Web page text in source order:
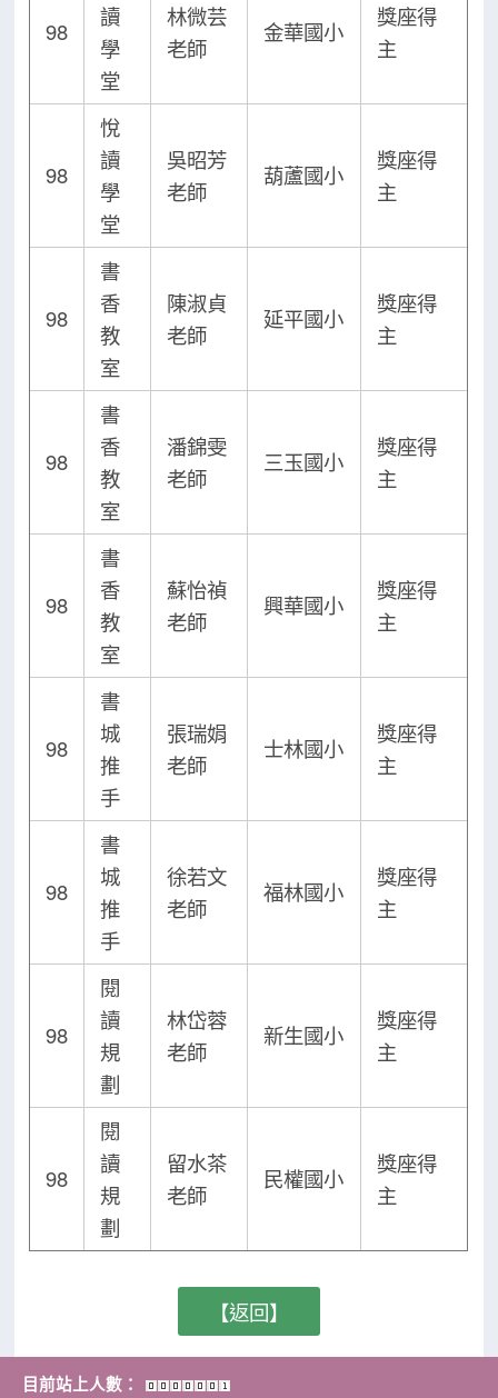
98
讀
學
堂
林微芸
老師
金華國小
獎座得
主
98
悅
讀
學
堂
吳昭芳
老師
葫蘆國小
獎座得
主
98
書
香
教
室
陳淑貞
老師
延平國小
獎座得
主
98
書
香
教
室
潘錦雯
老師
三玉國小
獎座得
主
98
書
香
教
室
蘇怡禎
老師
興華國小
獎座得
主
98
書
城
推
手
張瑞娟
老師
士林國小
獎座得
主
98
書
城
推
手
徐若文
老師
福林國小
獎座得
主
98
閱
讀
規
劃
林岱蓉
老師
新生國小
獎座得
主
98
閱
讀
規
劃
留水茶
老師
民權國小
獎座得
主
【返回】
目前站上人數：